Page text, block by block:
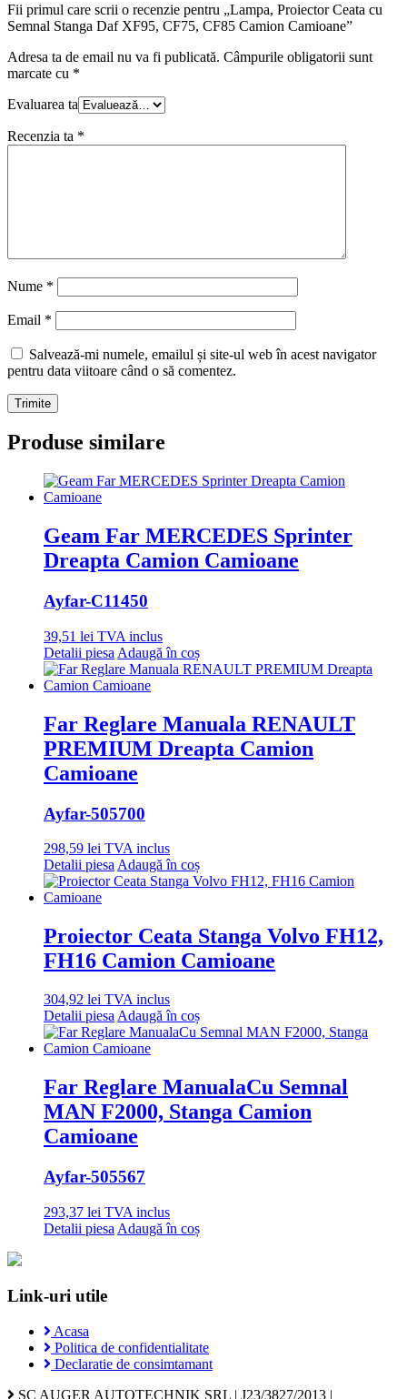
Fii primul care scrii o recenzie pentru „Lampa, Proiector Ceata cu
Semnal Stanga Daf XF95, CF75, CF85 Camion Camioane”
Adresa ta de email nu va fi publicată. Câmpurile obligatorii sunt
marcate cu *
Evaluarea ta
Recenzia ta *
Nume *
Email *
Salvează-mi numele, emailul și site-ul web în acest navigator
pentru data viitoare când o să comentez.
Produse similare
Geam Far MERCEDES Sprinter
Dreapta Camion Camioane
Ayfar-C11450
39,51 lei TVA inclus
Detalii piesa Adaugă în coș
Far Reglare Manuala RENAULT
PREMIUM Dreapta Camion
Camioane
Ayfar-505700
298,59 lei TVA inclus
Detalii piesa Adaugă în coș
Proiector Ceata Stanga Volvo FH12,
FH16 Camion Camioane
304,92 lei TVA inclus
Detalii piesa Adaugă în coș
Far Reglare ManualaCu Semnal
MAN F2000, Stanga Camion
Camioane
Ayfar-505567
293,37 lei TVA inclus
Detalii piesa Adaugă în coș
Link-uri utile
Acasa
Politica de confidentialitate
Declaratie de consimtamant
SC AUGER AUTOTECHNIK SRL | J23/3827/2013 |